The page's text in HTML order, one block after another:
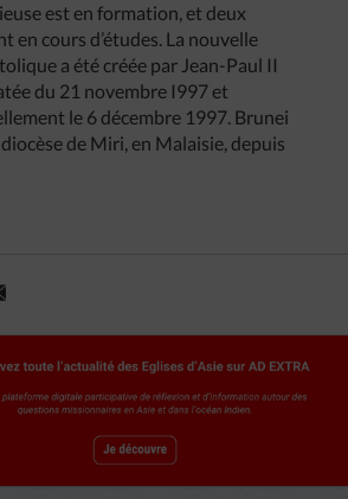
est en formation, et deux
en cours d’études. La nouvelle
a été créée par Jean-Paul II
du 21 novembre I997 et
le 6 décembre 1997. Brunei
de Miri, en Malaisie, depuis